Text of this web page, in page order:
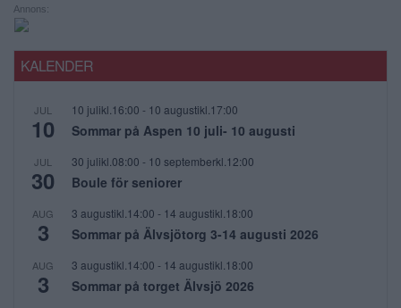
Annons:
KALENDER
JUL
10
10 julikl.16:00 - 10 augustikl.17:00
Sommar på Aspen 10 juli- 10 augusti
JUL
30
30 julikl.08:00 - 10 septemberkl.12:00
Boule för seniorer
AUG
3
3 augustikl.14:00 - 14 augustikl.18:00
Sommar på Älvsjötorg 3-14 augusti 2026
AUG
3
3 augustikl.14:00 - 14 augustikl.18:00
Sommar på torget Älvsjö 2026